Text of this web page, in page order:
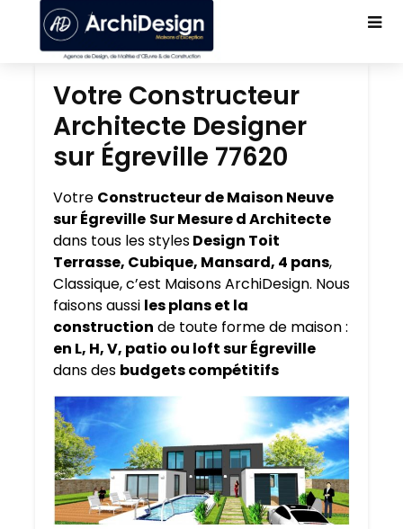
Votre Constructeur
Architecte Designer
sur Égreville 77620
Votre Constructeur de Maison Neuve
sur Égreville Sur Mesure d Architecte
dans tous les stylesDesign Toit
Terrasse, Cubique, Mansard, 4 pans,
Classique, c’est Maisons ArchiDesign. Nous
faisons aussi les plans et la
construction de toute forme de maison :
en L, H, V, patio ou loft sur Égreville
dans des budgets compétitifs